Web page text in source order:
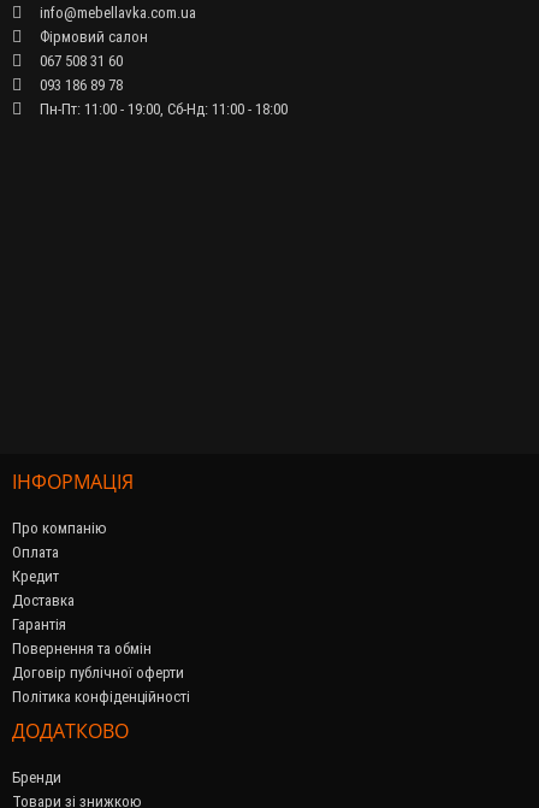
info@mebellavka.com.ua
Фірмовий салон
067 508 31 60
093 186 89 78
Пн-Пт: 11:00 - 19:00, Сб-Нд: 11:00 - 18:00
ІНФОРМАЦІЯ
Про компанію
Оплата
Кредит
Доставка
Гарантія
Повернення та обмін
Договір публічної оферти
Політика конфіденційності
ДОДАТКОВО
Бренди
Товари зі знижкою